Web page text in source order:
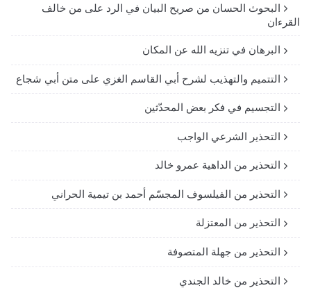
البحوث الحسان من صريح البيان في الرد على من خالف
القرءان
البرهان في تنزيه الله عن المكان
التتميم والتهذيب لشرح أبي القاسم الغزي على متن أبي شجاع
التجسيم في فكر بعض المحدّثين
التحذير الشرعي الواجب
التحذير من الداهية عمرو خالد
التحذير من الفيلسوف المجسّم أحمد بن تيمية الحراني
التحذير من المعتزلة
التحذير من جهلة المتصوفة
التحذير من خالد الجندي